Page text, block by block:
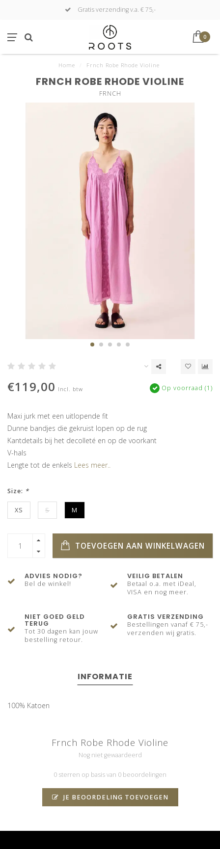
Gratis verzending v.a. € 75,-
0
Home Frnch Robe Rhode Violine
FRNCH ROBE RHODE VIOLINE
FRNCH
€119,00 Incl. btw Op voorraad (1)
Maxi jurk met een uitlopende fit
Dunne bandjes die gekruist lopen op de rug
Kantdetails bij het decolleté en op de voorkant
V-hals
Lengte tot de enkels Lees meer..
Size: *
XS S M
TOEVOEGEN AAN WINKELWAGEN
ADVIES NODIG?
Bel de winkel!
VEILIG BETALEN
Betaal o.a. met iDeal,
VISA en nog meer.
NIET GOED GELD
TERUG
Tot 30 dagen kan jouw
bestelling retour.
GRATIS VERZENDING
Bestellingen vanaf € 75,-
verzenden wij gratis.
INFORMATIE
100% Katoen
Frnch Robe Rhode Violine
Nog niet gewaardeerd
0 sterren op basis van 0 beoordelingen
JE BEOORDELING TOEVOEGEN